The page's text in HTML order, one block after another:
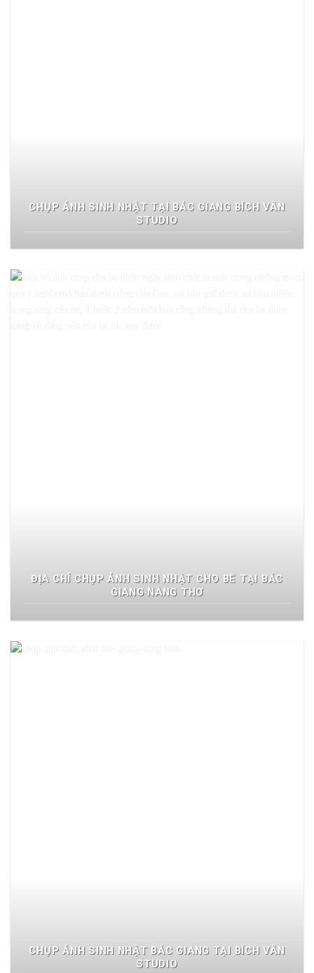
CHỤP ẢNH SINH NHẬT TẠI BẮC GIANG BÍCH VÂN
STUDIO
ĐỊA CHỈ CHỤP ẢNH SINH NHẬT CHO BÉ TẠI BẮC
GIANG NÀNG THƠ
CHỤP ẢNH SINH NHẬT BẮC GIANG TẠI BÍCH VÂN
STUDIO